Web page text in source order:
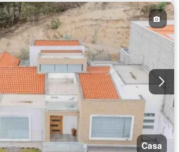
Completamente amoblado
Casa